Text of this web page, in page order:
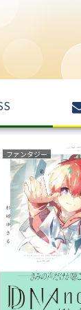
ファンタジー